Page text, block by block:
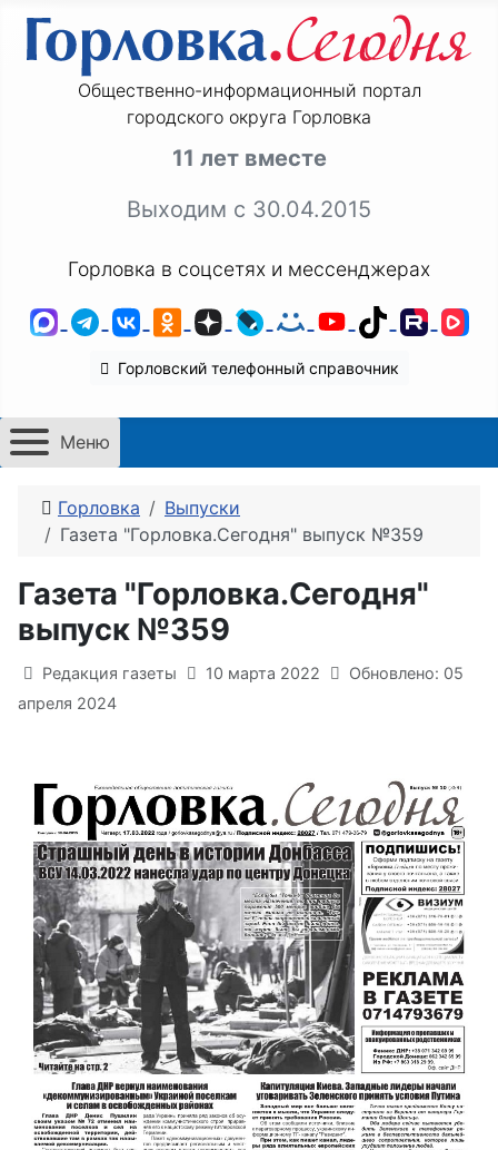
Общественно-информационный портал
городского округа Горловка
11 лет вместе
Выходим с 30.04.2015
Горловка в соцсетях и мессенджерах
MAXTelegram
ВКонтакте
Одноклассники
ДзенLiveJournal
Мой Мир
YouTube
TikTok
Горловский телефонный справочник
Меню
Горловка
Выпуски
Газета "Горловка.Сегодня" выпуск №359
Газета "Горловка.Сегодня"
выпуск №359
Информация о материале
Редакция газеты 10 марта 2022
Обновлено: 05
апреля 2024